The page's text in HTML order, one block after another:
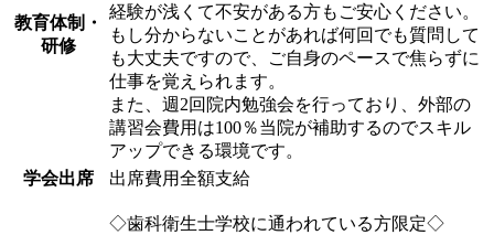
教育体制・
研修
経験が浅くて不安がある方もご安心ください。
もし分からないことがあれば何回でも質問して
も大丈夫ですので、ご自身のペースで焦らずに
仕事を覚えられます。
また、週2回院内勉強会を行っており、外部の
講習会費用は100％当院が補助するのでスキル
アップできる環境です。
学会出席
出席費用全額支給
◇歯科衛生士学校に通われている方限定◇